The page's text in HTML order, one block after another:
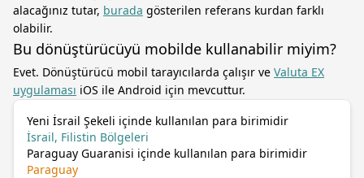
alacağınız tutar, burada gösterilen referans kurdan farklı
olabilir.
Bu dönüştürücüyü mobilde kullanabilir miyim?
Evet. Dönüştürücü mobil tarayıcılarda çalışır ve Valuta EX
uygulaması iOS ile Android için mevcuttur.
Yeni İsrail Şekeli içinde kullanılan para birimidir
İsrail, Filistin Bölgeleri
Paraguay Guaranisi içinde kullanılan para birimidir
Paraguay